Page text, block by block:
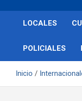
LOCALES
POLICIALES
Inicio